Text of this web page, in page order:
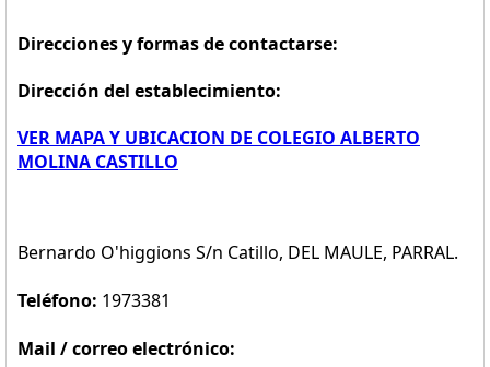
Direcciones y formas de contactarse:
Dirección del establecimiento:
VER MAPA Y UBICACION DE COLEGIO ALBERTO
MOLINA CASTILLO
Bernardo O'higgions S/n Catillo, DEL MAULE, PARRAL.
Teléfono: 1973381
Mail / correo electrónico: